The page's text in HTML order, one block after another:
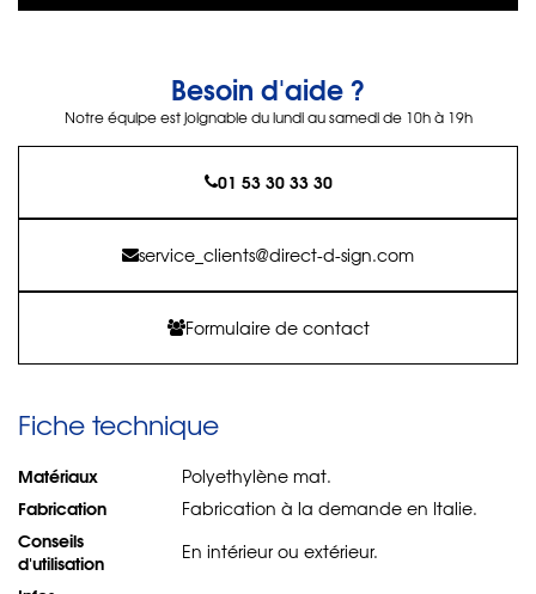
Besoin d'aide ?
Notre équipe est joignable du lundi au samedi de 10h à 19h
01 53 30 33 30
service_clients@direct-d-sign.com
Formulaire de contact
Fiche technique
Matériaux Polyethylène mat.
Fabrication Fabrication à la demande en Italie.
Conseils
d'utilisation
En intérieur ou extérieur.